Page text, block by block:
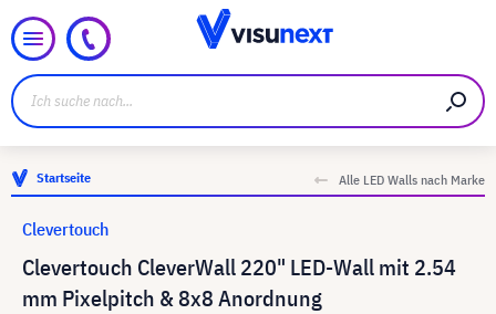
Startseite Alle LED Walls nach Marke
Clevertouch CleverWall 220" LED-Wall mit 2.54
mm Pixelpitch & 8x8 Anordnung
Clevertouch